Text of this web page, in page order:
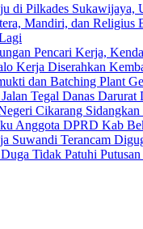
di Pilkades Sukawijaya,
Mandiri, dan Religius
Pencari Kerja,
Kerja Diserahkan
dan Batching Plant
Tegal Danas Darurat
Cikarang Sidangkan
Anggota DPRD Kab
Suwandi Terancam
Tidak Patuhi